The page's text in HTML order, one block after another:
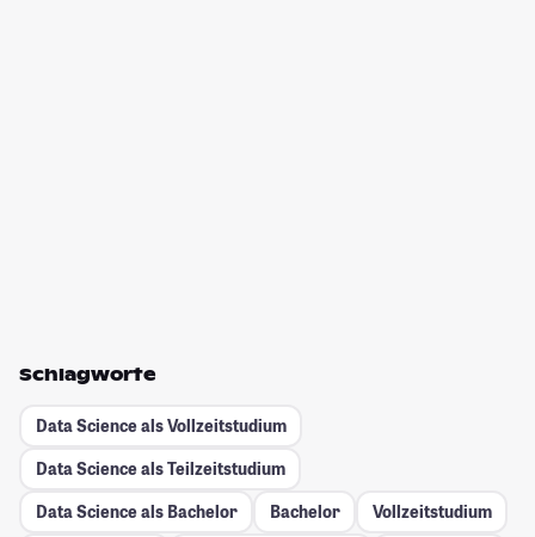
Schlagworte
Data Science als Vollzeitstudium
Data Science als Teilzeitstudium
Data Science als Bachelor
Bachelor
Vollzeitstudium